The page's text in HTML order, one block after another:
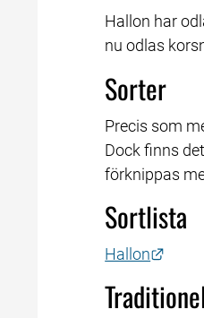
Hallon har
nu odlas
Sorter
Precis som
Dock finns
förknippas
Sortlista
Hallon Länk